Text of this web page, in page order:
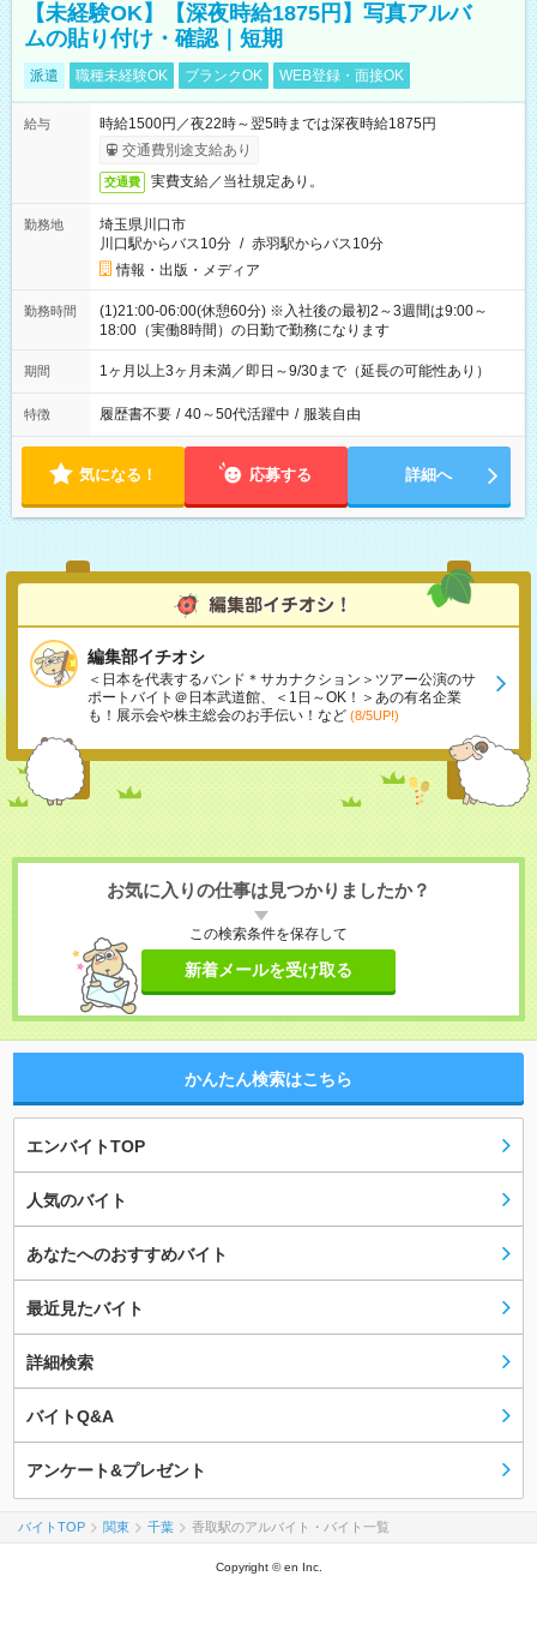
【未経験OK】【深夜時給1875円】写真アルバ
ムの貼り付け・確認｜短期
派遣 職種未経験OK ブランクOK WEB登録・面接OK
給与
時給1500円／夜22時～翌5時までは深夜時給1875円
交通費別途支給あり
交通費 実費支給／当社規定あり。
勤務地
埼玉県川口市
川口駅からバス10分 / 赤羽駅からバス10分
情報・出版・メディア
勤務時間
(1)21:00-06:00(休憩60分) ※入社後の最初2～3週間は9:00～
18:00（実働8時間）の日勤で勤務になります
期間 1ヶ月以上3ヶ月未満／即日～9/30まで（延長の可能性あり）
特徴 履歴書不要 / 40～50代活躍中 / 服装自由
気になる！ 応募する 詳細へ
編集部イチオシ
＜日本を代表するバンド＊サカナクション＞ツアー公演のサ
ポートバイト＠日本武道館、＜1日～OK！＞あの有名企業
も！展示会や株主総会のお手伝い！など (8/5UP!)
お気に入りの仕事は見つかりましたか？
この検索条件を保存して
新着メールを受け取る
かんたん検索はこちら
エンバイトTOP
人気のバイト
あなたへのおすすめバイト
最近見たバイト
詳細検索
バイトQ&A
アンケート&プレゼント
バイトTOP 関東 千葉 香取駅のアルバイト・バイト一覧
Copyright © en Inc.